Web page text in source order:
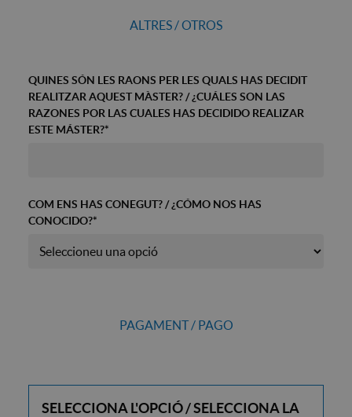
ALTRES / OTROS
QUINES SÓN LES RAONS PER LES QUALS HAS DECIDIT
REALITZAR AQUEST MÀSTER? / ¿CUÁLES SON LAS
RAZONES POR LAS CUALES HAS DECIDIDO REALIZAR
ESTE MÁSTER?*
COM ENS HAS CONEGUT? / ¿CÓMO NOS HAS
CONOCIDO?*
PAGAMENT / PAGO
SELECCIONA L'OPCIÓ / SELECCIONA LA